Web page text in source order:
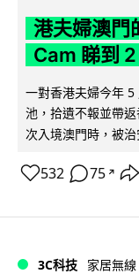
港夫婦澳門
Cam 睇到
一對香港夫婦今年
池，拾遺不報並帶
次入境澳門時，被
532 75 ↗
3C科技 家居無線